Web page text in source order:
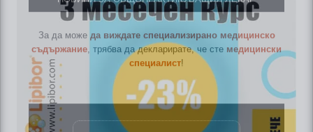
За да можеда виждате специализирано медицинско
медицински
специалист!
Аз съм медицински специалист